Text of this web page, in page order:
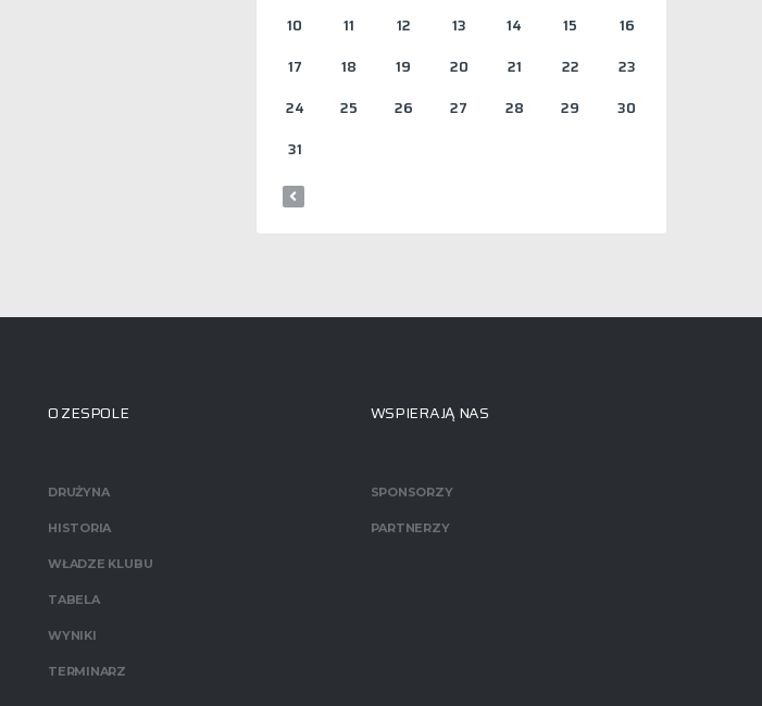
10
11 12 13 14 15
16
17
18 19 20 21 22
23
24
25 26 27 28 29
30
31
O ZESPOLE
DRUŻYNA
HISTORIA
WŁADZE KLUBU
TABELA
WYNIKI
TERMINARZ
WSPIERAJĄ NAS
SPONSORZY
PARTNERZY